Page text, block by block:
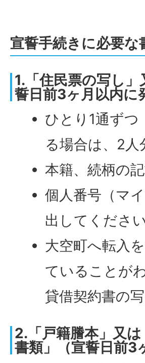
宣誓手続きに必要な
1.「住民票の写し
誓日前3ヶ月以内に
ひとり1通ずつ
る場合は、2
本籍、続柄の
個人番号（マ
出してください
大空町へ転入
ていることが
貸借契約書の
2.「戸籍謄本」又
書類」（宣誓日前3